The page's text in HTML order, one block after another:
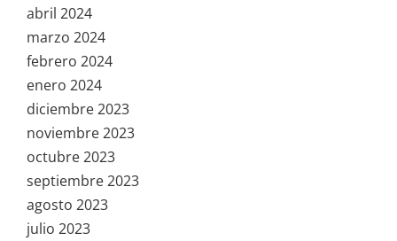
abril 2024
marzo 2024
febrero 2024
enero 2024
diciembre 2023
noviembre 2023
octubre 2023
septiembre 2023
agosto 2023
julio 2023